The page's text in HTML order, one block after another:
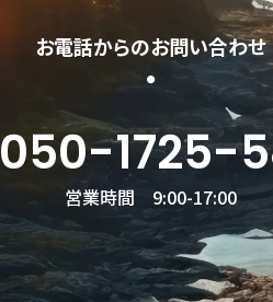
お電話からのお問い合わせ
050-1725-
営業時間 9:00-17:00